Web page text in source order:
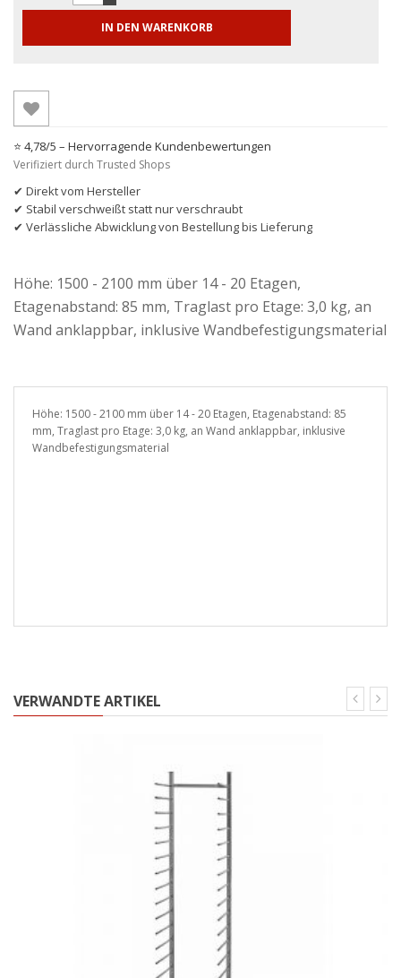
IN DEN WARENKORB
⭐ 4,78/5 – Hervorragende Kundenbewertungen
Verifiziert durch Trusted Shops
✔ Direkt vom Hersteller
✔ Stabil verschweißt statt nur verschraubt
✔ Verlässliche Abwicklung von Bestellung bis Lieferung
Höhe: 1500 - 2100 mm über 14 - 20 Etagen,
Etagenabstand: 85 mm, Traglast pro Etage: 3,0 kg, an
Wand anklappbar, inklusive Wandbefestigungsmaterial
Höhe: 1500 - 2100 mm über 14 - 20 Etagen, Etagenabstand: 85
mm, Traglast pro Etage: 3,0 kg, an Wand anklappbar, inklusive
Wandbefestigungsmaterial
VERWANDTE ARTIKEL